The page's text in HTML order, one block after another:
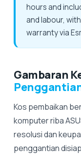
hours and
and labour,
warranty via
Gambaran
Kos pembaikan
komputer riba
resolusi dan
penggantian